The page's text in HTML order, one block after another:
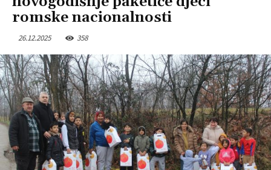
romske nacionalnosti
26.12.2025 358